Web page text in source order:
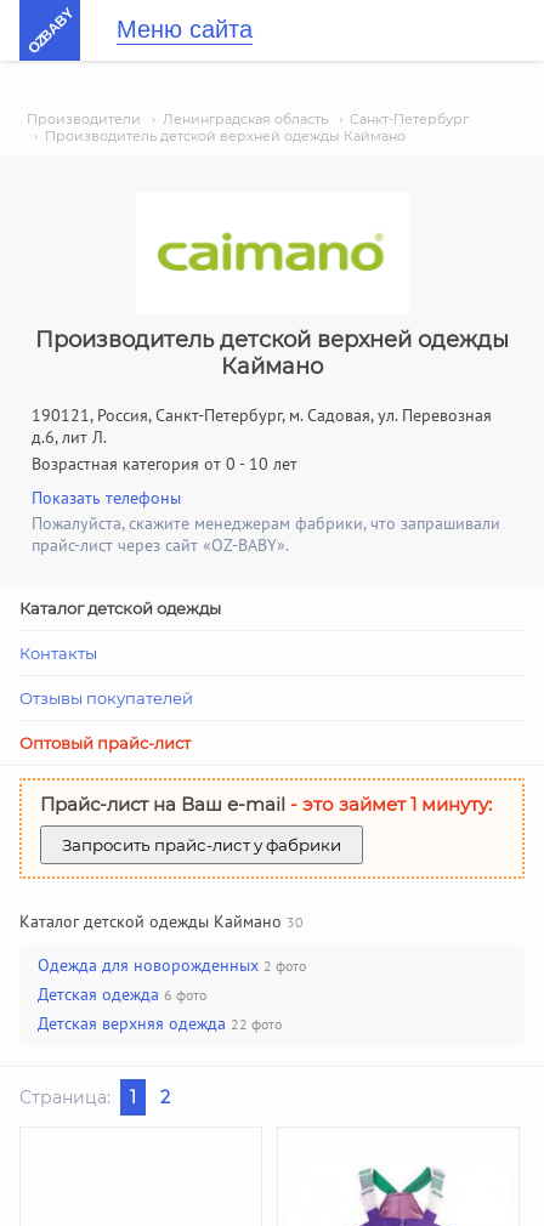
OZBABY Меню сайта
Производители › Ленинградская область › Санкт-Петербург
› Производитель детской верхней одежды Каймано
Производитель детской верхней одежды
Каймано
190121, Россия, Санкт-Петербург, м. Садовая, ул. Перевозная
д.6, лит Л.
Возрастная категория от 0 - 10 лет
Показать телефоны
Пожалуйста, скажите менеджерам фабрики, что запрашивали
прайс-лист через сайт «OZ-BABY».
Каталог детской одежды
Контакты
Отзывы покупателей
Оптовый прайс-лист
Прайс-лист на Ваш е-mail - это займет 1 минуту:
Запросить прайс-лист у фабрики
Каталог детской одежды Каймано 30
Одежда для новорожденных 2 фото
Детская одежда 6 фото
Детская верхняя одежда 22 фото
Страница: 1 2